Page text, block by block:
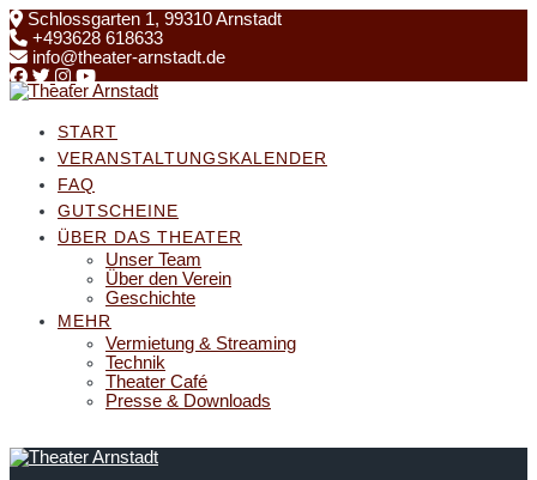
Skip
to
content
Schlossgarten 1, 99310 Arnstadt
+493628 618633
info@theater-arnstadt.de
START
VERANSTALTUNGSKALENDER
FAQ
GUTSCHEINE
ÜBER DAS THEATER
Unser Team
Über den Verein
Geschichte
MEHR
Vermietung & Streaming
Technik
Theater Café
Presse & Downloads